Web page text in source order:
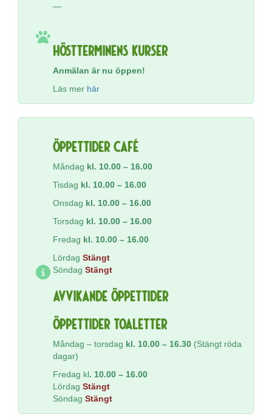
—
höstterminens kurser
Anmälan är nu öppen!
Läs mer här
Öppettider Café
Måndag kl. 10.00 – 16.00
Tisdag kl. 10.00 – 16.00
Onsdag kl. 10.00 – 16.00
Torsdag kl. 10.00 – 16.00
Fredag kl. 10.00 – 16.00
Lördag Stängt
Söndag Stängt
Avvikande Öppettider
Öppettider Toaletter
Måndag – torsdag kl. 10.00 – 16.30 (Stängt röda
dagar)
Fredag kl. 10.00 – 16.00
Lördag Stängt
Söndag Stängt